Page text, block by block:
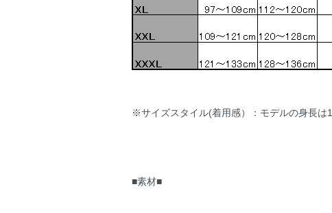
※サイズスタイル(着用感）：モデルの身長は
■素材■